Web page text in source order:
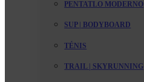
PENTATLO MODERNO
SUP | BODYBOARD
TÉNIS
TRAIL | SKYRUNNING